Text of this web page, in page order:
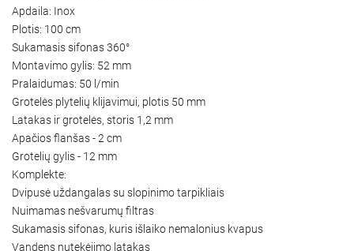
Apdaila: Inox
Plotis: 100 cm
Sukamasis sifonas 360°
Montavimo gylis: 52 mm
Pralaidumas: 50 l/min
Grotelės plytelių klijavimui, plotis 50 mm
Latakas ir grotelės, storis 1,2 mm
Apačios flanšas - 2 cm
Grotelių gylis - 12 mm
Komplekte:
Dvipusė uždangalas su slopinimo tarpikliais
Nuimamas nešvarumų filtras
Sukamasis sifonas, kuris išlaiko nemalonius kvapus
Vandens nutekėjimo latakas